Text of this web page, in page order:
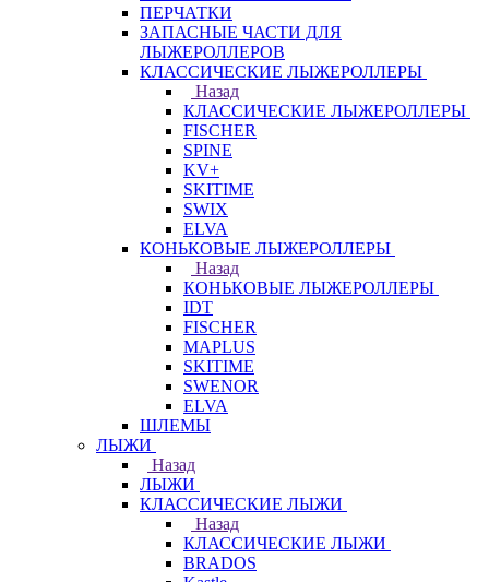
ПЕРЧАТКИ
ЗАПАСНЫЕ ЧАСТИ ДЛЯ
ЛЫЖЕРОЛЛЕРОВ
КЛАССИЧЕСКИЕ ЛЫЖЕРОЛЛЕРЫ
Назад
КЛАССИЧЕСКИЕ ЛЫЖЕРОЛЛЕРЫ
FISCHER
SPINE
KV+
SKITIME
SWIX
ELVA
КОНЬКОВЫЕ ЛЫЖЕРОЛЛЕРЫ
Назад
КОНЬКОВЫЕ ЛЫЖЕРОЛЛЕРЫ
IDT
FISCHER
MAPLUS
SKITIME
SWENOR
ELVA
ШЛЕМЫ
ЛЫЖИ
Назад
ЛЫЖИ
КЛАССИЧЕСКИЕ ЛЫЖИ
Назад
КЛАССИЧЕСКИЕ ЛЫЖИ
BRADOS